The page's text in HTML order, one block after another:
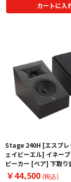
カートに入
Stage 240H [エスプ
ェイビーエル] イネー
ピーカー [ペア] 下取
ップ実施中！
￥44,500 (税込)